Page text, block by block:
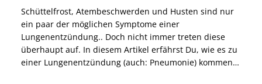
Schüttelfrost, Atembeschwerden und Husten sind nur
ein paar der möglichen Symptome einer
Lungenentzündung.. Doch nicht immer treten diese
überhaupt auf. In diesem Artikel erfährst Du, wie es zu
einer Lungenentzündung (auch: Pneumonie) kommen